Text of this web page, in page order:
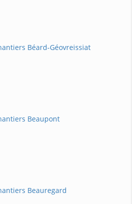
Béard-Géovreissiat
Beaupont
Beauregard